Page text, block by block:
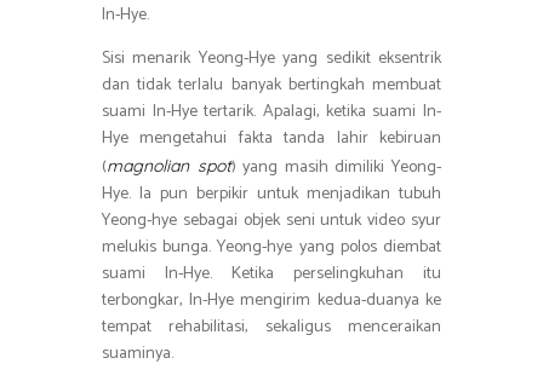
In-Hye.
Sisi menarik Yeong-Hye yang sedikit eksentrik
dan tidak terlalu banyak bertingkah membuat
suami In-Hye tertarik. Apalagi, ketika suami In-
Hye mengetahui fakta tanda lahir kebiruan
(magnolian spot) yang masih dimiliki Yeong-
Hye. Ia pun berpikir untuk menjadikan tubuh
Yeong-hye sebagai objek seni untuk video syur
melukis bunga. Yeong-hye yang polos diembat
suami In-Hye. Ketika perselingkuhan itu
terbongkar, In-Hye mengirim kedua-duanya ke
tempat rehabilitasi, sekaligus menceraikan
suaminya.